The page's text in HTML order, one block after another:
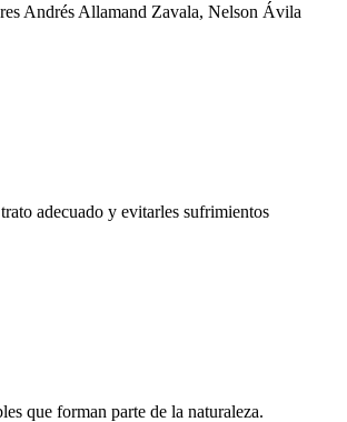
Andrés Allamand Zavala, Nelson Ávila
adecuado y evitarles sufrimientos
que forman parte de la naturaleza.